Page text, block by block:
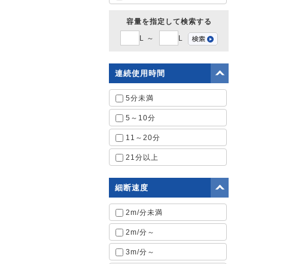
容量を指定して検索する
L ～ L
連続使用時間
5分未満
5～10分
11～20分
21分以上
細断速度
2m/分未満
2m/分～
3m/分～